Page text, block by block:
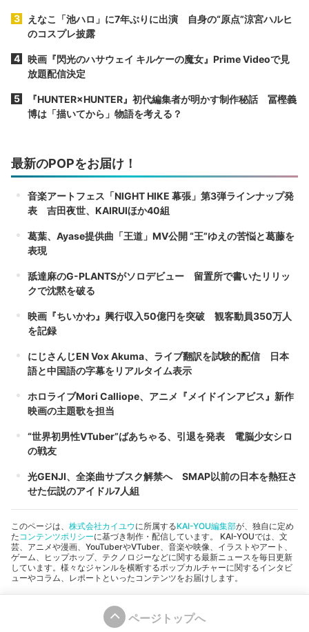
えなこ「池ハロ」に7年ぶりに出演 自身の“原点”涼宮ハルヒ
のコスプレ披露
映画『閃光のハサウェイ キルケーの魔女』Prime Videoで見
放題配信決定
『HUNTER×HUNTER』初代編集者が明かす制作秘話 冨樫義
博は「描いてから」物語を考える？
最新のPOPをお届け！
音楽アートフェス「NIGHT HIKE 幕張」第3弾ラインナップ発
表 吉田夜世、KAIRUIほか40組
葛葉、Ayase提供曲「王道」MV公開 “王”ゆえの苦悩と葛藤を
表現
舐達麻のG-PLANTSがソロデビュー 留置所で書いたリリッ
クで沈黙を破る
映画『ちいかわ』興行収入50億円を突破 観客動員350万人
を記録
にじさんじEN Vox Akuma、ライブ翻訳を試験的配信 日本
語と中国語の字幕をリアルタイム表示
ホロライブMori Calliope、アニメ『メイドインアビス』新作
映画の主題歌を担当
“世界初男性VTuber”ばあちゃる、引退を発表 電脳少女シロ
の戦友
光GENJI、全楽曲サブスク解禁へ SMAP以前の日本を熱狂さ
せた伝説のアイドル7人組
このページは、 株式会社カイユウに所属するKAI-YOU編集部が、独自に定め
た コンテンツポリシーに基づき制作・配信しています。 KAI-YOUでは、文
芸、アニメや漫画、YouTuberやVTuber、音楽や映像、イラストやアート、
ゲーム、ヒップホップ、テクノロジーなどに関する最新ニュースを毎日更新
しています。様々なジャンルを横断するポップカルチャーに関するインタビ
ューやコラム、レポートといったコンテンツをお届けします。
ページトップへ